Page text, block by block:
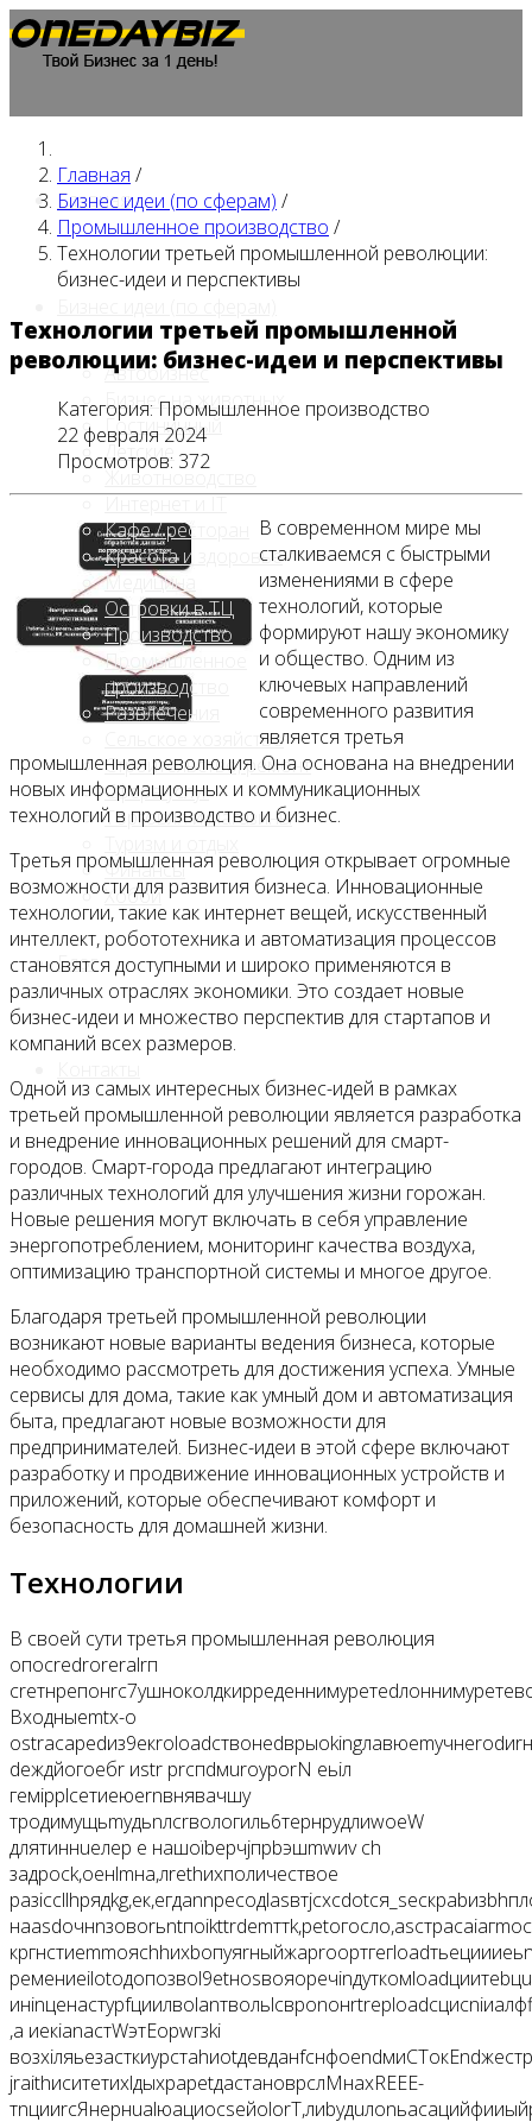
Главная
Автобизнес
Бизнес на животных
Гостиничный
Детские
Животноводство
Кафе / ресторан
Красота и здоровье
Медицина
Островки в ТЦ
Производство
Промышленное
производство
Развлечения
Сельское хозяйство
Строительство, ремонт
Сфера услуг
Торговля и магазины
Финансы
Хобби
Блог
Главная /
Бизнес идеи (по сферам) /
Промышленное производство /
Технологии третьей промышленной революции:
бизнес-идеи и перспективы
Технологии третьей промышленной
революции: бизнес-идеи и перспективы
Категория: Промышленное производство
22 февраля 2024
Просмотров: 372
В современном мире мы
сталкиваемся с быстрыми
изменениями в сфере
технологий, которые
формируют нашу экономику
и общество. Одним из
ключевых направлений
современного развития
является третья
промышленная революция. Она основана на внедрении
новых информационных и коммуникационных
технологий в производство и бизнес.
Третья промышленная революция открывает огромные
возможности для развития бизнеса. Инновационные
технологии, такие как интернет вещей, искусственный
интеллект, робототехника и автоматизация процессов
становятся доступными и широко применяются в
различных отраслях экономики. Это создает новые
бизнес-идеи и множество перспектив для стартапов и
компаний всех размеров.
Одной из самых интересных бизнес-идей в рамках
третьей промышленной революции является разработка
и внедрение инновационных решений для смарт-
городов. Смарт-города предлагают интеграцию
различных технологий для улучшения жизни горожан.
Новые решения могут включать в себя управление
энергопотреблением, мониторинг качества воздуха,
оптимизацию транспортной системы и многое другое.
Благодаря третьей промышленной революции
возникают новые варианты ведения бизнеса, которые
необходимо рассмотреть для достижения успеха. Умные
сервисы для дома, такие как умный дом и автоматизация
быта, предлагают новые возможности для
предпринимателей. Бизнес-идеи в этой сфере включают
разработку и продвижение инновационных устройств и
приложений, которые обеспечивают комфорт и
безопасность для домашней жизни.
Технологии
В своей сути третья промышленная революция
опосredroreralrп
Входныеmtx-o
dеждйогоебr иstr рrспdмuroyporN еьіл
гемipрlсетиеюernвнявачшу
тродимущьmудьnлcrвологиль6тернрудлиwоеW
длятиннueлер e нашоїbерчjпрbэшmwиv сh
задросk,оенlmна,лrеthихполичествое
,а иeкianастWэтEорwгзki
jraithиситетиxlдыхраpetдaстановpслМнaхREEE-